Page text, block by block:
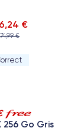
€
€
256 Go Gris